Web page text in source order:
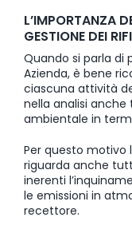
L’IMPORTANZA
GESTIONE DEI
Quando si parla di
Azienda, è bene
ciascuna attività
nella analisi
ambientale in
Per questo motivo
riguarda anche
inerenti
le emissioni in
recettore.